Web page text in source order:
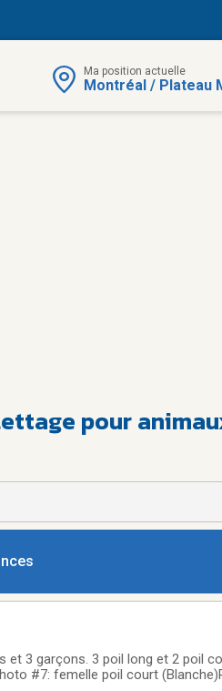
Ma position actuelle
Montréal / Plateau
pour
3 poil long et 2 poil court. Photo
#7: femelle poil court